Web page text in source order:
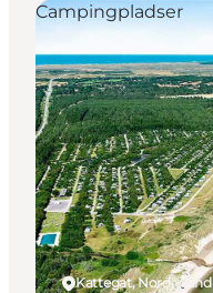
Kattegat, Nordjylland
Campingpladser